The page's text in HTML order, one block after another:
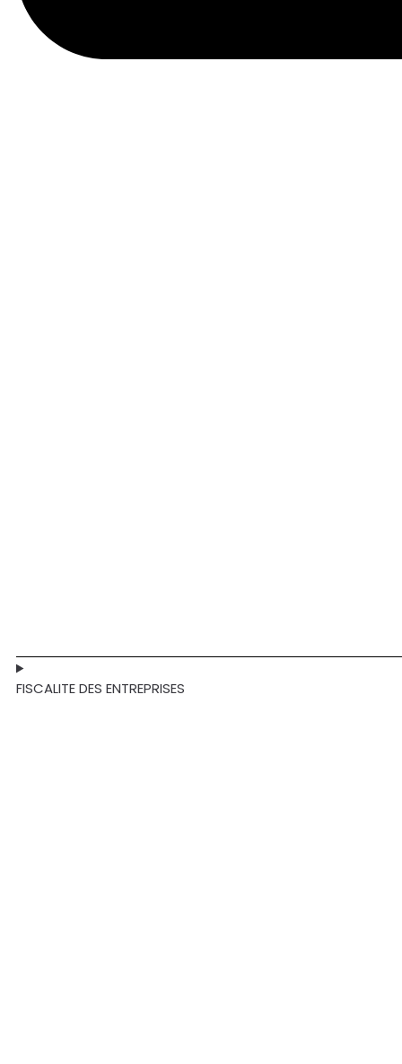
FISCALITE DES ENTREPRISES